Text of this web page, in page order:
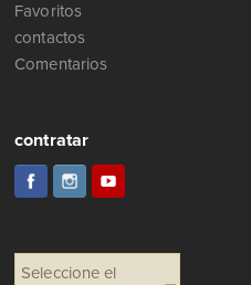
Favoritos
contactos
Comentarios
contratar
Seleccione el